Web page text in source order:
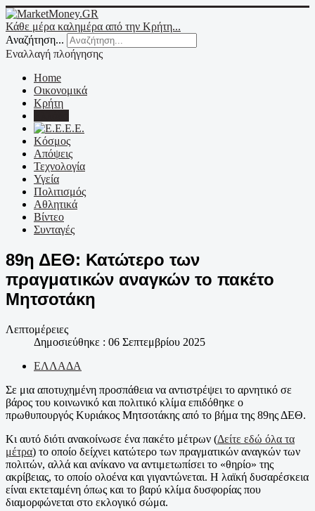
Κάθε μέρα καλημέρα από την Κρήτη...
Αναζήτηση...
Εναλλαγή πλοήγησης
Home
Οικονομικά
Κρήτη
Ε.Ε.
Κόσμος
Απόψεις
Τεχνολογία
Υγεία
Πολιτισμός
Αθλητικά
Βίντεο
Συνταγές
89η ΔΕΘ: Κατώτερο των
πραγματικών αναγκών το πακέτο
Μητσοτάκη
Λεπτομέρειες
Δημοσιεύθηκε : 06 Σεπτεμβρίου 2025
ΕΛΛΑΔΑ
Σε μια αποτυχημένη προσπάθεια να αντιστρέψει το αρνητικό σε
βάρος του κοινωνικό και πολιτικό κλίμα επιδόθηκε ο
πρωθυπουργός Κυριάκος Μητσοτάκης από το βήμα της 89ης ΔΕΘ.
Κι αυτό διότι ανακοίνωσε ένα πακέτο μέτρων (Δείτε εδώ όλα τα
μέτρα) το οποίο δείχνει κατώτερο των πραγματικών αναγκών των
πολιτών, αλλά και ανίκανο να αντιμετωπίσει το «θηρίο» της
ακρίβειας, το οποίο ολοένα και γιγαντώνεται. Η λαϊκή δυσαρέσκεια
είναι εκτεταμένη όπως και το βαρύ κλίμα δυσφορίας που
διαμορφώνεται στο εκλογικό σώμα.